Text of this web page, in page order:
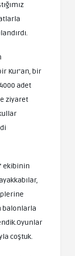
Kur’an, bir
adet
ziyaret
ekibinin
balonlarla
coştuk.